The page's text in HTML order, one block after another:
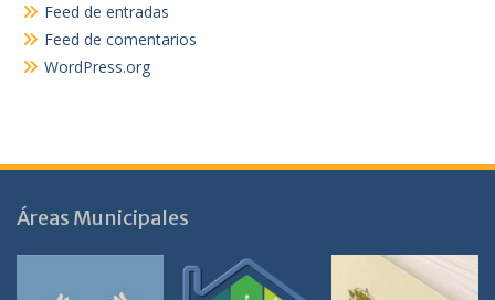
Feed de entradas
Feed de comentarios
WordPress.org
Áreas Municipales